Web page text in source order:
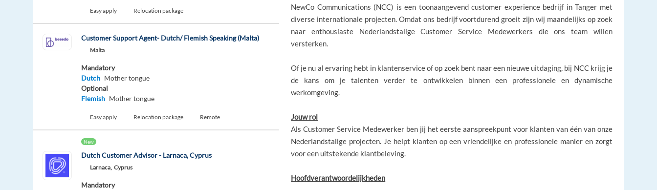
Easy apply Relocation package
Customer Support Agent- Dutch/ Flemish Speaking (Malta)
Malta
Mandatory
Dutch Mother tongue
Optional
Flemish Mother tongue
Easy apply Relocation package Remote
New
Dutch Customer Advisor - Larnaca, Cyprus
Larnaca, Cyprus
Mandatory
NewCo Communications (NCC) is een toonaangevend customer experience bedrijf in Tanger met
diverse internationale projecten. Omdat ons bedrijf voortdurend groeit zijn wij maandelijks op zoek
naar enthousiaste Nederlandstalige Customer Service Medewerkers die ons team willen
versterken.
Of je nu al ervaring hebt in klantenservice of op zoek bent naar een nieuwe uitdaging, bij NCC krijg je
de kans om je talenten verder te ontwikkelen binnen een professionele en dynamische
werkomgeving.
Jouw rol
Als Customer Service Medewerker ben jij het eerste aanspreekpunt voor klanten van één van onze
Nederlandstalige projecten. Je helpt klanten op een vriendelijke en professionele manier en zorgt
voor een uitstekende klantbeleving.
Hoofdverantwoordelijkheden